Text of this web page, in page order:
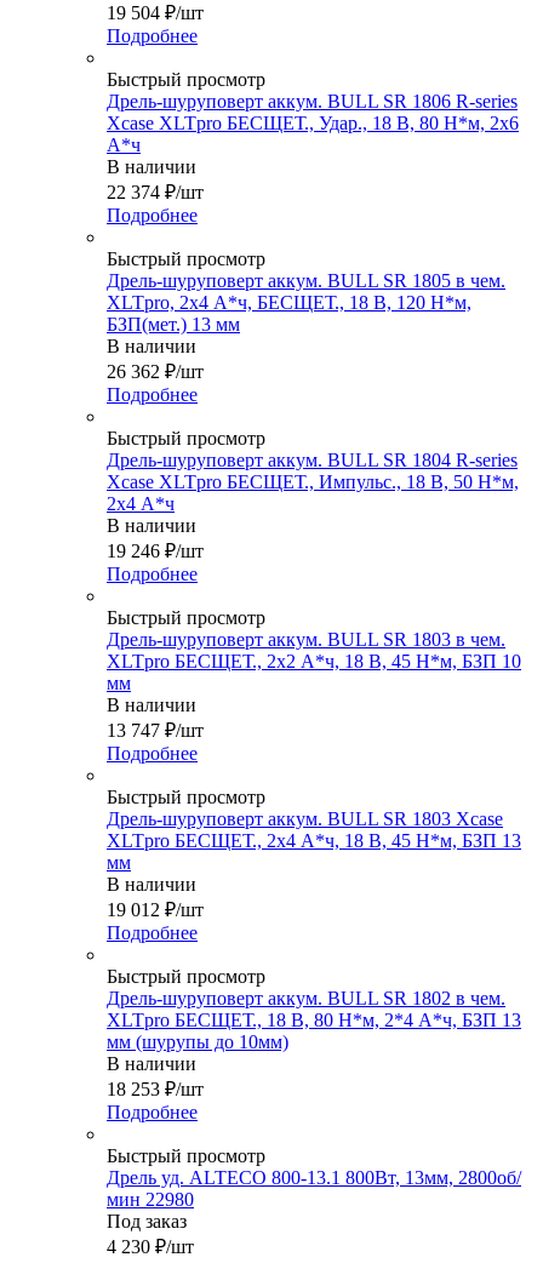
19 504 ₽/шт
Подробнее
Быстрый просмотр
Дрель-шуруповерт аккум. BULL SR 1806 R-series
Xcase XLTpro БЕСЩЕТ., Удар., 18 В, 80 Н*м, 2х6
А*ч
В наличии
22 374 ₽/шт
Подробнее
Быстрый просмотр
Дрель-шуруповерт аккум. BULL SR 1805 в чем.
XLTpro, 2х4 А*ч, БЕСЩЕТ., 18 В, 120 Н*м,
БЗП(мет.) 13 мм
В наличии
26 362 ₽/шт
Подробнее
Быстрый просмотр
Дрель-шуруповерт аккум. BULL SR 1804 R-series
Xcase XLTpro БЕСЩЕТ., Импульс., 18 В, 50 Н*м,
2х4 А*ч
В наличии
19 246 ₽/шт
Подробнее
Быстрый просмотр
Дрель-шуруповерт аккум. BULL SR 1803 в чем.
XLTpro БЕСЩЕТ., 2x2 А*ч, 18 В, 45 Н*м, БЗП 10
мм
В наличии
13 747 ₽/шт
Подробнее
Быстрый просмотр
Дрель-шуруповерт аккум. BULL SR 1803 Xcase
XLTpro БЕСЩЕТ., 2x4 А*ч, 18 В, 45 Н*м, БЗП 13
мм
В наличии
19 012 ₽/шт
Подробнее
Быстрый просмотр
Дрель-шуруповерт аккум. BULL SR 1802 в чем.
XLTpro БЕСЩЕТ., 18 В, 80 Н*м, 2*4 А*ч, БЗП 13
мм (шурупы до 10мм)
В наличии
18 253 ₽/шт
Подробнее
Быстрый просмотр
Дрель уд. ALTECO 800-13.1 800Вт, 13мм, 2800об/
мин 22980
Под заказ
4 230 ₽/шт